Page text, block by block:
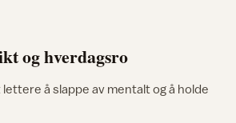
og hverdagsro
å slappe av mentalt og å holde